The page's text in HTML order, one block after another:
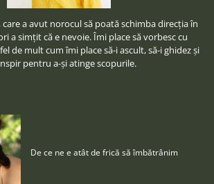
a avut norocul să poată schimba direcţia în
a simţit că e nevoie. Îmi place să vorbesc cu
de mult cum îmi place să-i ascult, să-i ghidez şi
pentru a-şi atinge scopurile.
De ce ne e atât de frică să îmbătrânim